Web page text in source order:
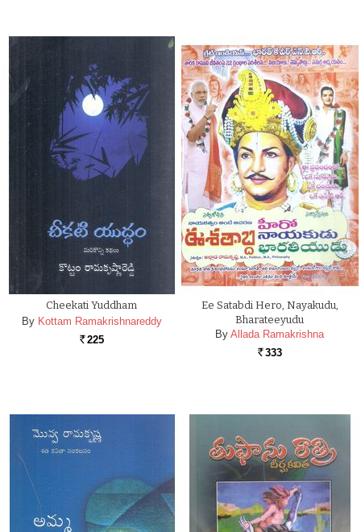
Cheekati Yuddham
By Kottam Ramakrishnareddy
Rs. 225
Ee Satabdi Hero, Nayakudu,
Bharateeyudu
By Allada Ramakrishna
Rs. 333